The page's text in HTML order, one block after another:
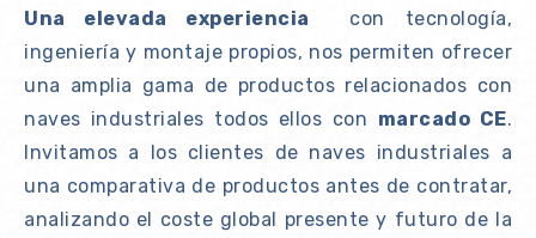
Una elevada experiencia
con tecnología,
ingeniería y montaje propios, nos permiten ofrecer
una amplia gama de productos relacionados con
naves industriales todos ellos con marcado CE.
Invitamos a los clientes de naves industriales a
una comparativa de productos antes de contratar,
analizando el coste global presente y futuro de la